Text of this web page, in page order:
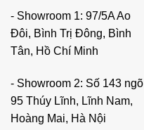
- Showroom 1: 97/5A Ao
Đôi, Bình Trị Đông, Bình
Tân, Hồ Chí Minh
- Showroom 2: Số 143 ngõ
95 Thúy Lĩnh, Lĩnh Nam,
Hoàng Mai, Hà Nội